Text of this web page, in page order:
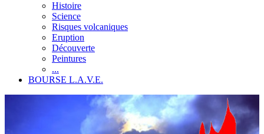
Histoire
Science
Risques volcaniques
Eruption
Découverte
Peintures
...
BOURSE L.A.V.E.